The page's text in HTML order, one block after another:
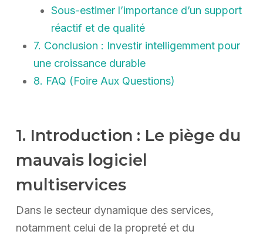
Sous-estimer l’importance d’un support
réactif et de qualité
7. Conclusion : Investir intelligemment pour
une croissance durable
8. FAQ (Foire Aux Questions)
1. Introduction : Le piège du
mauvais logiciel
multiservices
Dans le secteur dynamique des services,
notamment celui de la propreté et du